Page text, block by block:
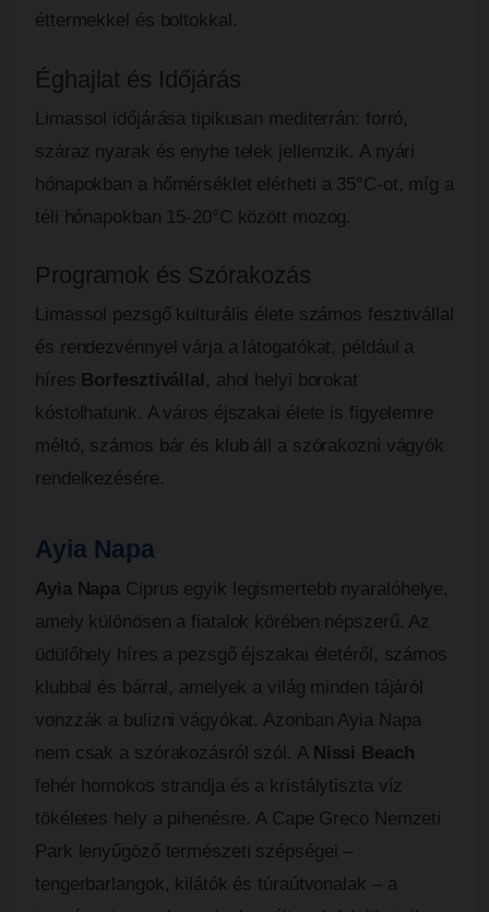
éttermekkel és boltokkal.
Éghajlat és Időjárás
Limassol időjárása tipikusan mediterrán: forró,
száraz nyarak és enyhe telek jellemzik. A nyári
hónapokban a hőmérséklet elérheti a 35°C-ot, míg a
téli hónapokban 15-20°C között mozog.
Programok és Szórakozás
Limassol pezsgő kulturális élete számos fesztivállal
és rendezvénnyel várja a látogatókat, például a
híres Borfesztivállal , ahol helyi borokat
kóstolhatunk. A város éjszakai élete is figyelemre
méltó, számos bár és klub áll a szórakozni vágyók
rendelkezésére.
Ayia Napa
Ayia Napa Ciprus egyik legismertebb nyaralóhelye,
amely különösen a fiatalok körében népszerű. Az
üdülőhely híres a pezsgő éjszakai életéről, számos
klubbal és bárral, amelyek a világ minden tájáról
vonzzák a bulizni vágyókat. Azonban Ayia Napa
nem csak a szórakozásról szól. A Nissi Beach
fehér homokos strandja és a kristálytiszta víz
tökéletes hely a pihenésre. A Cape Greco Nemzeti
Park lenyűgöző természeti szépségei –
tengerbarlangok, kilátók és túraútvonalak – a